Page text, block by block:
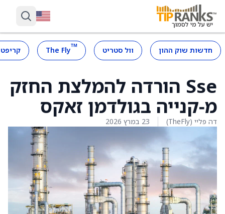
חדשות שוק ההון וול סטריט ™
The Fly
Sse הורדה להמלצת החזק
מ‑קנייה בגולדמן זאקס
דה פליי (TheFly) 23 במרץ 2026